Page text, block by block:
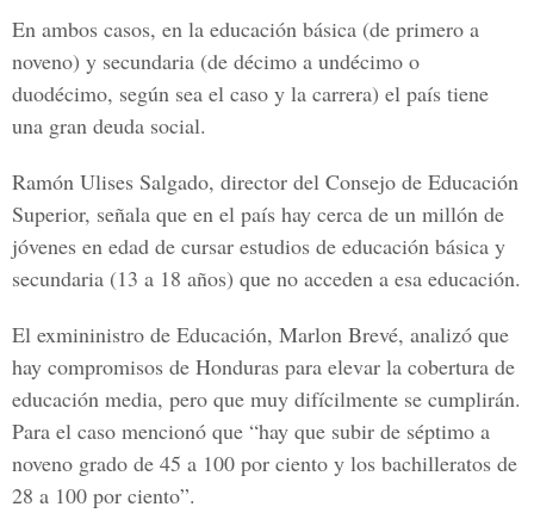
En ambos casos, en la educación básica (de primero a
noveno) y secundaria (de décimo a undécimo o
duodécimo, según sea el caso y la carrera) el país tiene
una gran deuda social.
Ramón Ulises Salgado, director del Consejo de Educación
Superior, señala que en el país hay cerca de un millón de
jóvenes en edad de cursar estudios de educación básica y
secundaria (13 a 18 años) que no acceden a esa educación.
El exmininistro de Educación, Marlon Brevé, analizó que
hay compromisos de Honduras para elevar la cobertura de
educación media, pero que muy difícilmente se cumplirán.
Para el caso mencionó que “hay que subir de séptimo a
noveno grado de 45 a 100 por ciento y los bachilleratos de
28 a 100 por ciento”.